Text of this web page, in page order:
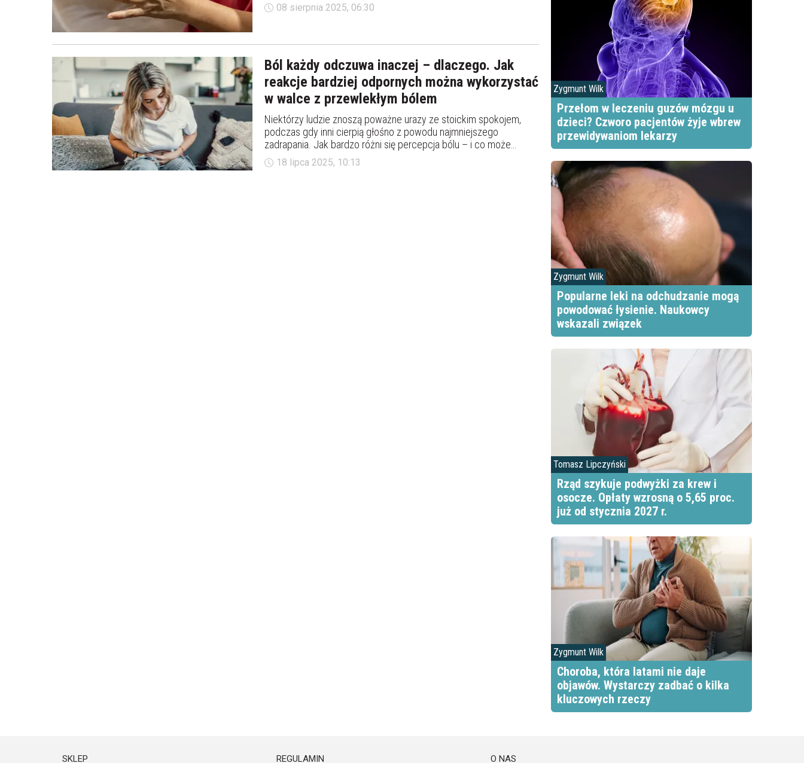
08 sierpnia 2025, 06:30
Ból każdy odczuwa inaczej – dlaczego. Jak
reakcje bardziej odpornych można wykorzystać
w walce z przewlekłym bólem
Niektórzy ludzie znoszą poważne urazy ze stoickim spokojem,
podczas gdy inni cierpią głośno z powodu najmniejszego
zadrapania. Jak bardzo różni się percepcja bólu – i co może
pomóc lepiej go znosić. Czy doświadczenia jednych dadzą się
wykorzystać przez innych, zwłaszcza w walce z przewlekłym
18 lipca 2025, 10:13
Zygmunt Wilk
Przełom w leczeniu guzów mózgu u
dzieci? Czworo pacjentów żyje wbrew
przewidywaniom lekarzy
Zygmunt Wilk
Popularne leki na odchudzanie mogą
powodować łysienie. Naukowcy
wskazali związek
Tomasz Lipczyński
Rząd szykuje podwyżki za krew i
osocze. Opłaty wzrosną o 5,65 proc.
już od stycznia 2027 r.
Zygmunt Wilk
Choroba, która latami nie daje
objawów. Wystarczy zadbać o kilka
kluczowych rzeczy
SKLEP REGULAMIN O NAS